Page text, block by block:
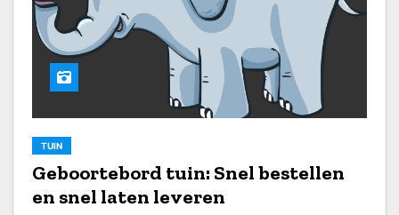
TUIN
Geboortebord tuin: Snel bestellen
en snel laten leveren